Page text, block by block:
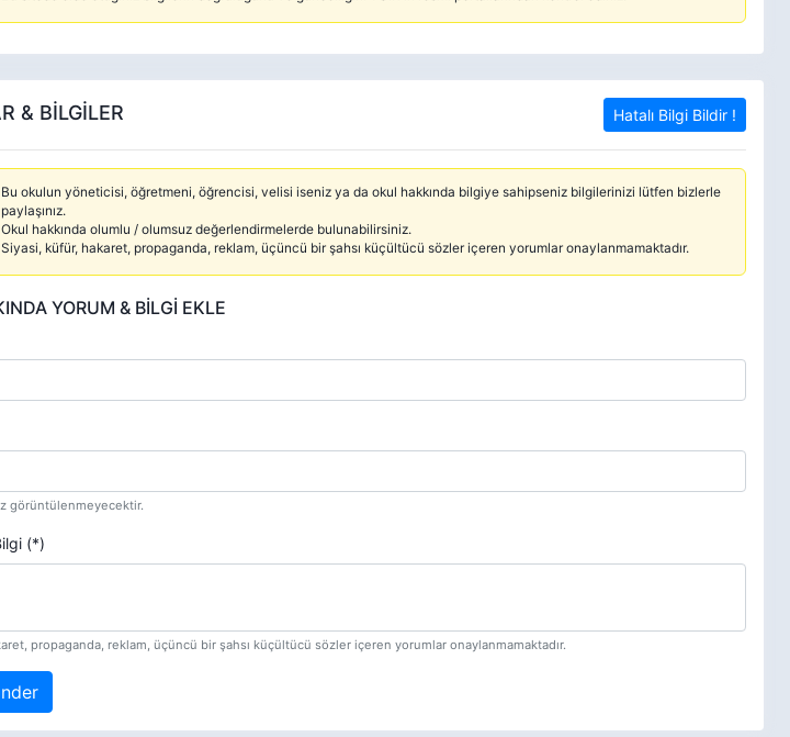
& BİLGİLER Hatalı Bilgi Bildir !
Bu okulun yöneticisi, öğretmeni, öğrencisi, velisi iseniz ya da okul hakkında bilgiye sahipseniz bilgilerinizi lütfen bizlerle
paylaşınız.
Okul hakkında olumlu / olumsuz değerlendirmelerde bulunabilirsiniz.
Siyasi, küfür, hakaret, propaganda, reklam, üçüncü bir şahsı küçültücü sözler içeren yorumlar onaylanmamaktadır.
YORUM & BİLGİ EKLE
görüntülenmeyecektir.
(*)
propaganda, reklam, üçüncü bir şahsı küçültücü sözler içeren yorumlar onaylanmamaktadır.